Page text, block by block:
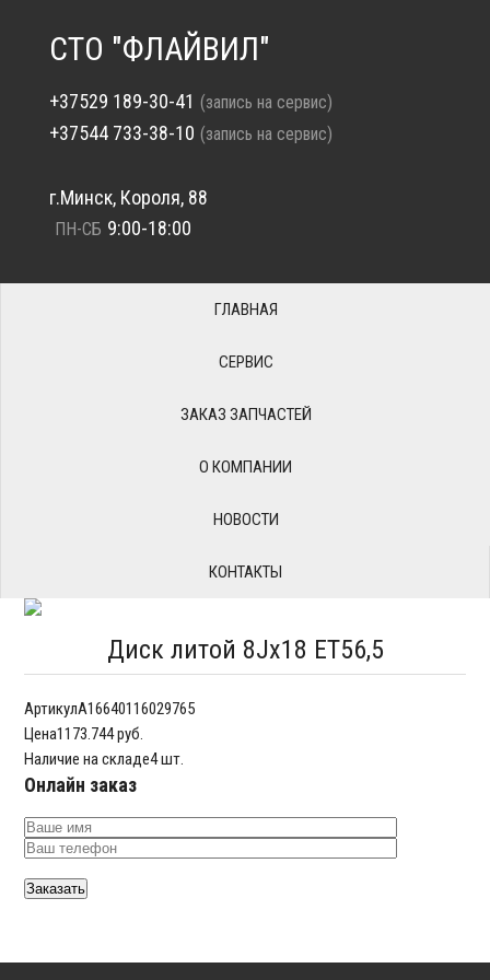
СТО "ФЛАЙВИЛ"
+37529 189-30-41 (запись на сервис)
+37544 733-38-10 (запись на сервис)
г.Минск, Короля, 88
ПН-СБ 9:00-18:00
ГЛАВНАЯ
СЕРВИС
ЗАКАЗ ЗАПЧАСТЕЙ
О КОМПАНИИ
НОВОСТИ
КОНТАКТЫ
Диск литой 8Jx18 ET56,5
АртикулA16640116029765
Цена1173.744 руб.
Наличие на складе4 шт.
Онлайн заказ